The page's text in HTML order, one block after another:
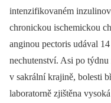
intenzifikovaném
chronickou ischemickou
anginou pectoris udával
nechutenství. Asi po
v sakrální krajině, bolesti
laboratorně zjištěna